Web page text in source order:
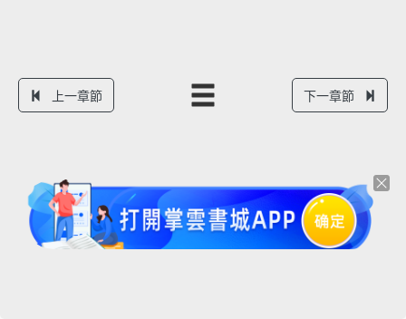
上一章節 下一章節